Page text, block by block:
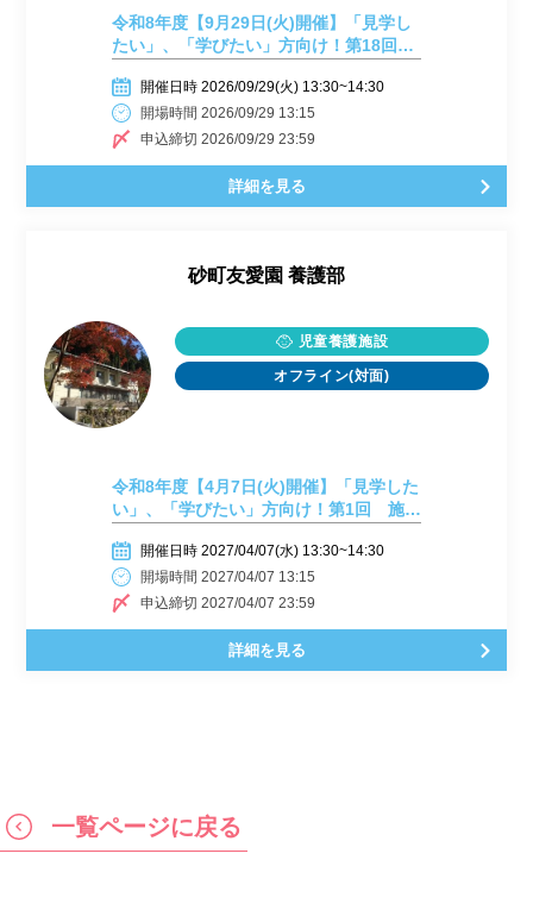
令和8年度【9月29日(火)開催】「見学し
たい」、「学びたい」方向け！第18回
開催日時 2026/09/29(火) 13:30~14:30
開場時間 2026/09/29 13:15
申込締切 2026/09/29 23:59
詳細を見る
砂町友愛園 養護部
児童養護施設
オフライン(対面)
令和8年度【4月7日(火)開催】「見学した
い」、「学びたい」方向け！第1回 施設
開催日時 2027/04/07(水) 13:30~14:30
開場時間 2027/04/07 13:15
申込締切 2027/04/07 23:59
詳細を見る
一覧ページに戻る